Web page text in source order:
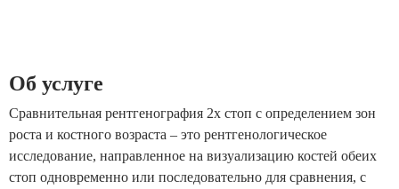
Об услуге
Сравнительная рентгенография 2х стоп с определением зон
роста и костного возраста – это рентгенологическое
исследование, направленное на визуализацию костей обеих
стоп одновременно или последовательно для сравнения, с